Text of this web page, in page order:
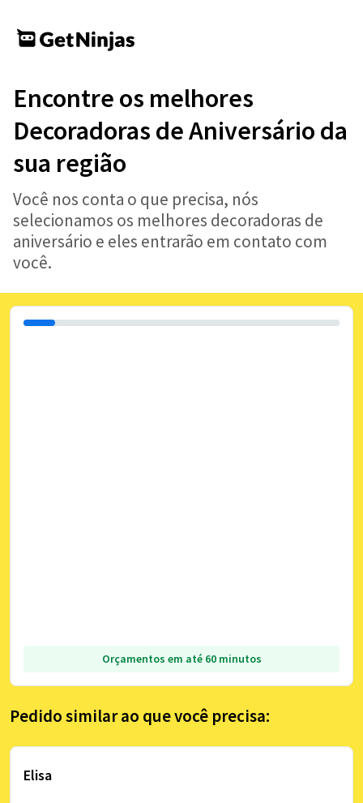
Encontre os melhores
Decoradoras de Aniversário da
sua região
Você nos conta o que precisa, nós
selecionamos os melhores decoradoras de
aniversário e eles entrarão em contato com
você.
Orçamentos em até 60 minutos
Pedido similar ao que você precisa:
Elisa